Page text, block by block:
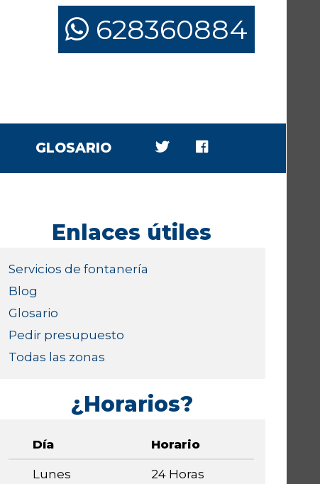
628360884
GLOSARIO
Enlaces útiles
Servicios de fontanería
Blog
Glosario
Pedir presupuesto
Todas las zonas
¿Horarios?
Día Horario
Lunes 24 Horas